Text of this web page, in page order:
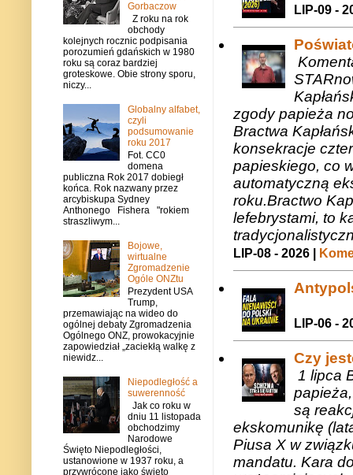
LIP-09 -
zgody papieża
Bractwa
konsekracje
papieskiego, co
automatyczną
roku.Bractwo
lefebrystami, to
LIP-08 - 2026 |
LIP-06 -
Czy
1 lipca
są
ekskomunikę
Piusa X w
mandatu. Kara
Gorbaczow
Z roku na rok
obchody
kolejnych rocznic podpisania
porozumień gdańskich w 1980
roku są coraz bardziej
groteskowe. Obie strony sporu,
niczy...
Globalny alfabet,
czyli
podsumowanie
roku 2017
Fot. CC0
domena
publiczna Rok 2017 dobiegł
końca. Rok nazwany przez
arcybiskupa Sydney
Anthonego Fishera "rokiem
straszliwym...
Bojowe,
wirtualne
Zgromadzenie
Ogóle ONZtu
Prezydent USA
Trump,
przemawiając na wideo do
ogólnej debaty Zgromadzenia
Ogólnego ONZ, prowokacyjnie
zapowiedział „zaciekłą walkę z
niewidz...
Niepodległość a
suwerenność
Jak co roku w
dniu 11 listopada
obchodzimy
Narodowe
Święto Niepodległości,
ustanowione w 1937 roku, a
przywrócone jako święto